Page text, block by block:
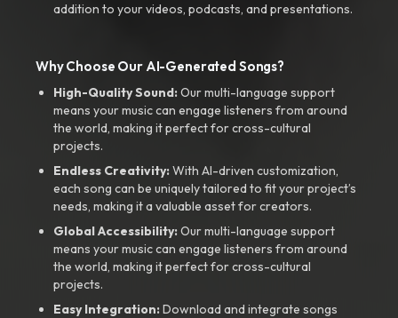
addition to your videos, podcasts, and presentations.
Why Choose Our AI-Generated Songs?
High-Quality Sound:Our multi-language support
means your music can engage listeners from around
the world, making it perfect for cross-cultural
projects.
Endless Creativity:With AI-driven customization,
each song can be uniquely tailored to fit your project’s
needs, making it a valuable asset for creators.
Global Accessibility:Our multi-language support
means your music can engage listeners from around
the world, making it perfect for cross-cultural
projects.
Easy Integration:Download and integrate songs